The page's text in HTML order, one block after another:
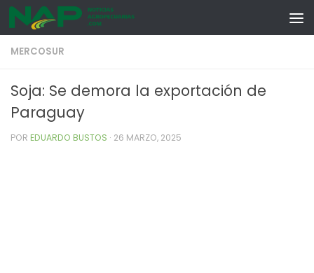
Skip to content
MERCOSUR
Soja: Se demora la exportación de
Paraguay
POR EDUARDO BUSTOS · 26 MARZO, 2025